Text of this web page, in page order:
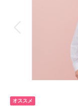
相談予約する
来店・オンラ
全データ、衣裳小物（
新郎ヘアセット、スタ
豊富な背景シーンより２
オススメ